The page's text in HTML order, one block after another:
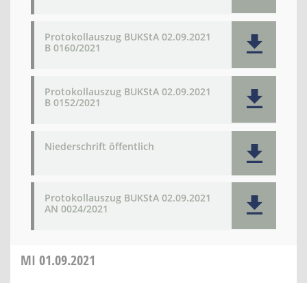
Protokollauszug BUKStA 02.09.2021
B 0160/2021
Protokollauszug BUKStA 02.09.2021
B 0152/2021
Niederschrift öffentlich
Protokollauszug BUKStA 02.09.2021
AN 0024/2021
MI 01.09.2021